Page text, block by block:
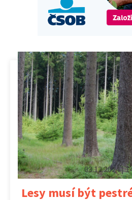
03.12.2024 |
Lesy musí být